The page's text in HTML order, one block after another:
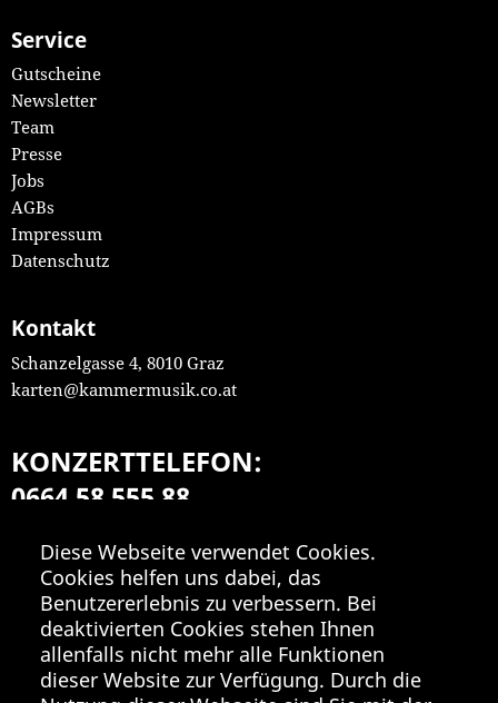
Diese Webseite verwendet Cookies.
Cookies helfen uns dabei, das
Benutzererlebnis zu verbessern. Bei
deaktivierten Cookies stehen Ihnen
allenfalls nicht mehr alle Funktionen
dieser Website zur Verfügung. Durch die
Service
Gutscheine
Newsletter
Team
Presse
Jobs
AGBs
Impressum
Datenschutz
Kontakt
Schanzelgasse 4, 8010 Graz
karten@kammermusik.co.at
KONZERTTELEFON:
0664 58 555 88
Mo-Fr 9:00-18:00